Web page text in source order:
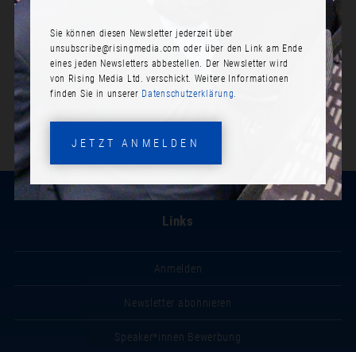
PROGRAMM ANSEHEN
Links
Anmelden
Newsletter abonnieren
Speaker*innen Bewerbung
Sie können diesen Newsletter jederzeit über
unsubscribe@risingmedia.com oder über den Link am Ende
eines jeden Newsletters abbestellen. Der Newsletter wird
von Rising Media Ltd. verschickt. Weitere Informationen
finden Sie in unserer Datenschutzerklärung.
JETZT ANMELDEN